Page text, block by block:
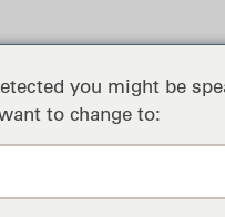
you might be
to change to: